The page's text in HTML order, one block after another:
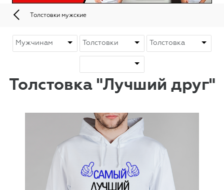
Толстовки мужские
Толстовка "Лучший друг"